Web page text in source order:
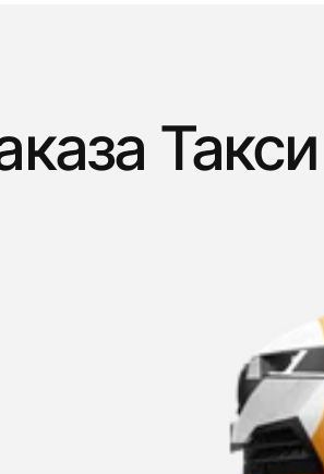
Такси